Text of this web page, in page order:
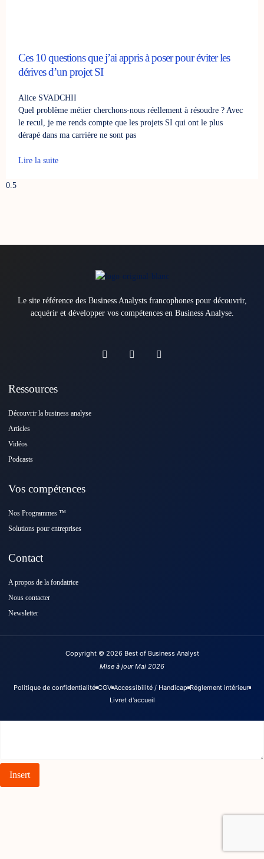
Ces 10 questions que j’ai appris à poser pour éviter les
dérives d’un projet SI
Alice SVADCHII
Quel problème métier cherchons-nous réellement à résoudre ? Avec
le recul, je me rends compte que les projets SI qui ont le plus
dérapé dans ma carrière ne sont pas
Lire la suite
Le site référence des Business Analysts francophones pour découvrir,
acquérir et développer vos compétences en Business Analyse.
Ressources
Découvrir la business analyse
Articles
Vidéos
Podcasts
Vos compétences
Nos Programmes ™️
Solutions pour entreprises
Contact
A propos de la fondatrice
Nous contacter
Newsletter
Copyright © 2026 Best of Business Analyst
Mise à jour Mai 2026
Politique de confidentialité CGV Accessibilité / Handicap Réglement intérieur
Livret d'accueil
Insert